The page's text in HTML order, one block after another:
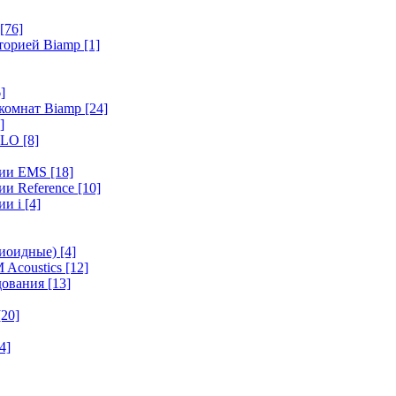
[76]
Biamp [1]
Biamp [24]
[8]
EMS [18]
Reference [10]
i [4]
[4]
Acoustics [12]
[13]